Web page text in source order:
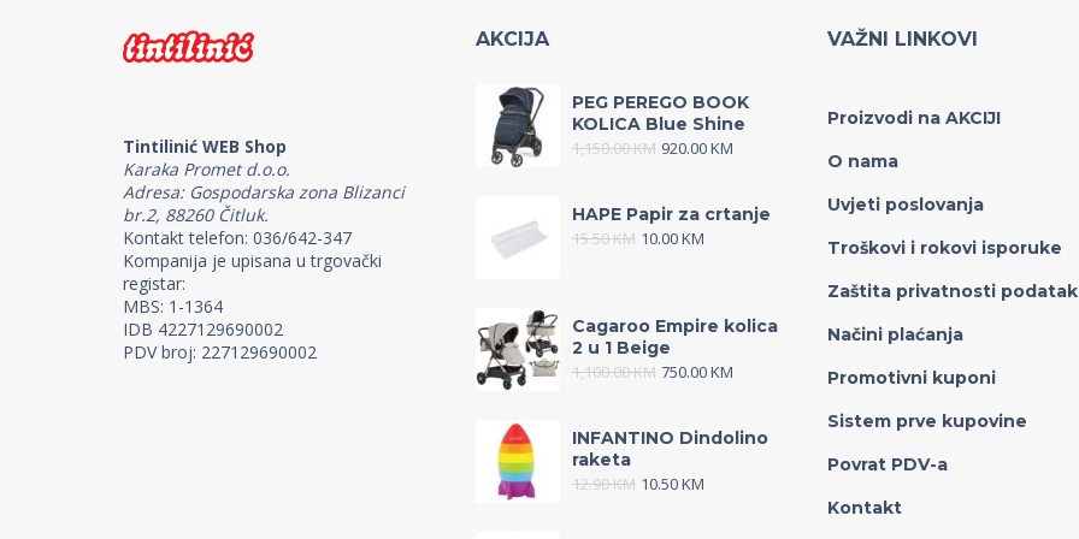
Tintilinić WEB Shop
Karaka Promet d.o.o.
Adresa: Gospodarska zona Blizanci
br.2, 88260 Čitluk.
Kontakt telefon: 036/642-347
Kompanija je upisana u trgovački
registar:
MBS: 1-1364
IDB 4227129690002
PDV broj: 227129690002
AKCIJA
PEG PEREGO BOOK
KOLICA Blue Shine
1,150.00KM 920.00KM
HAPE Papir za crtanje
15.50KM 10.00KM
Cagaroo Empire kolica
2 u 1 Beige
1,100.00KM 750.00KM
INFANTINO Dindolino
raketa
12.90KM 10.50KM
VAŽNI LINKOVI
Proizvodi na AKCIJI
O nama
Uvjeti poslovanja
Troškovi i rokovi isporuke
Zaštita privatnosti
Načini plaćanja
Promotivni kuponi
Sistem prve kupovine
Povrat PDV-a
Kontakt